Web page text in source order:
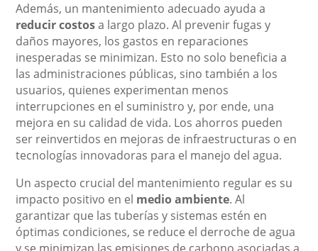
Además, un mantenimiento adecuado ayuda a
reducir costosa largo plazo. Al prevenir fugas y
daños mayores, los gastos en reparaciones
inesperadas se minimizan. Esto no solo beneficia a
las administraciones públicas, sino también a los
usuarios, quienes experimentan menos
interrupciones en el suministro y, por ende, una
mejora en su calidad de vida. Los ahorros pueden
ser reinvertidos en mejoras de infraestructuras o en
tecnologías innovadoras para el manejo del agua.
Un aspecto crucial del mantenimiento regular es su
impacto positivo en el medio ambiente. Al
garantizar que las tuberías y sistemas estén en
óptimas condiciones, se reduce el derroche de agua